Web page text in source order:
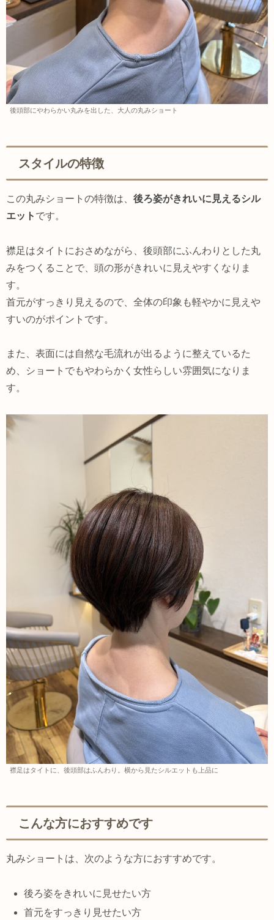
後頭部にやわらかい丸みを出した、大人の丸みショート
スタイルの特徴
この丸みショートの特徴は、 後ろ姿がきれいに見えるシル
エット です。
襟足はタイトにおさめながら、後頭部にふんわりとした丸
みをつくることで、頭の形がきれいに見えやすくなりま
す。
首元がすっきり見えるので、全体の印象も軽やかに見えや
すいのがポイントです。
また、表面には自然な毛流れが出るように整えているた
め、ショートでもやわらかく女性らしい雰囲気になりま
す。
襟足はタイトに、後頭部はふんわり。横から見たシルエットも上品に
こんな方におすすめです
丸みショートは、次のような方におすすめです。
後ろ姿をきれいに見せたい方
首元をすっきり見せたい方